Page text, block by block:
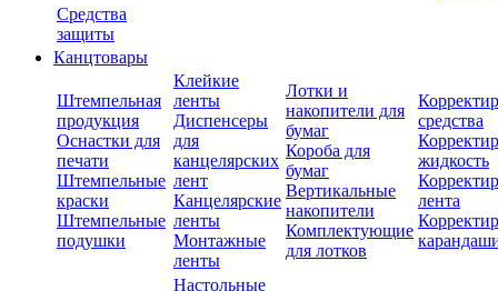
Средства
защиты
Канцтовары
Штемпельная
продукция
Оснастки для
печати
Штемпельные
краски
Штемпельные
подушки
Клейкие
ленты
Диспенсеры
для
канцелярских
лент
Канцелярские
ленты
Монтажные
ленты
Лотки и
накопители для
бумаг
Короба для
бумаг
Вертикальные
накопители
Комплектующие
для лотков
средства
жидкость
лента
Настольные